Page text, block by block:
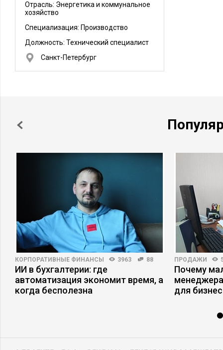
Отрасль: Энергетика и коммунальное
хозяйство
Специализация: Производство
Должность: Технический специалист
Санкт-Петербург
КОРПОРАТИВНЫЕ ФИНАНСЫ 3963 88
ИИ в бухгалтерии: где
автоматизация экономит время, а
когда бесполезна
ПРОДАЖИ
Почему
для